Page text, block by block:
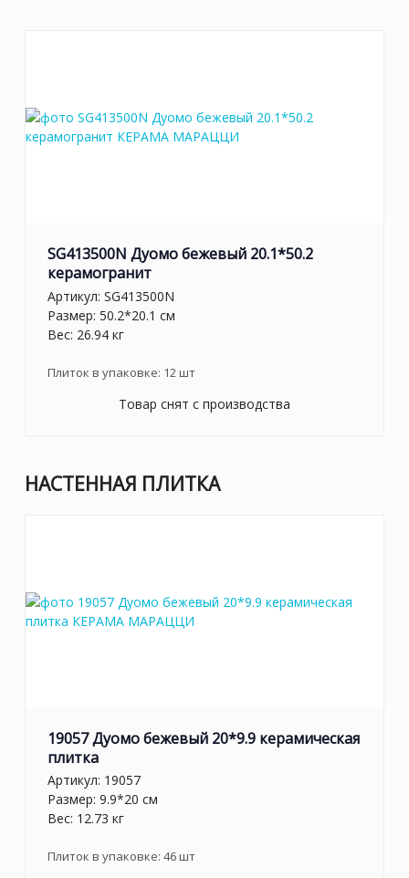
SG413500N Дуомо бежевый 20.1*50.2
керамогранит
Артикул: SG413500N
Размер: 50.2*20.1 см
Вес: 26.94 кг
Плиток в упаковке: 12шт
Товар снят с производства
НАСТЕННАЯ ПЛИТКА
19057 Дуомо бежевый 20*9.9 керамическая
плитка
Артикул: 19057
Размер: 9.9*20 см
Вес: 12.73 кг
Плиток в упаковке: 46шт